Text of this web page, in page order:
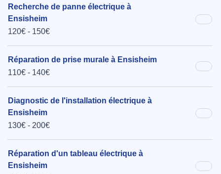
Recherche de panne électrique à
Ensisheim
120€ - 150€
Réparation de prise murale à Ensisheim
110€ - 140€
Diagnostic de l'installation électrique à
Ensisheim
130€ - 200€
Réparation d'un tableau électrique à
Ensisheim